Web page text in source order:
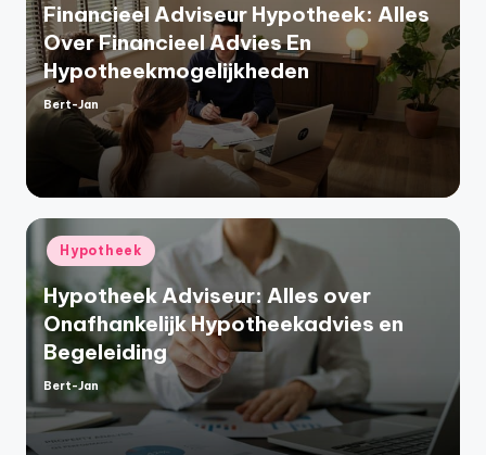
Financieel Adviseur Hypotheek: Alles
Over Financieel Advies En
Hypotheekmogelijkheden
Geplaatst
Bert-Jan
Geplaatst
in
Hypotheek
Hypotheek Adviseur: Alles over
Onafhankelijk Hypotheekadvies en
Begeleiding
Geplaatst
door
Bert-Jan